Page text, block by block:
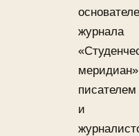
журнала
писателем
и